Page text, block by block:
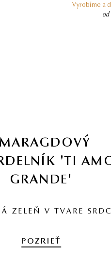
Vyrobíme a
od
'TI
GRANDE'
ZELEŇ V TVARE
POZRIEŤ